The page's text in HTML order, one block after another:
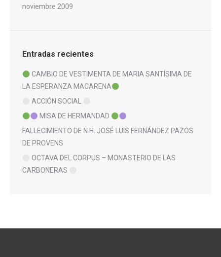
noviembre 2009
Entradas recientes
CAMBIO DE VESTIMENTA DE MARIA SANTÍSIMA DE
LA ESPERANZA MACARENA
ACCIÓN SOCIAL
MISA DE HERMANDAD
FALLECIMIENTO DE N.H. JOSÉ LUIS FERNÁNDEZ PAZOS
DE PROVENS
OCTAVA DEL CORPUS – MONASTERIO DE LAS
CARBONERAS